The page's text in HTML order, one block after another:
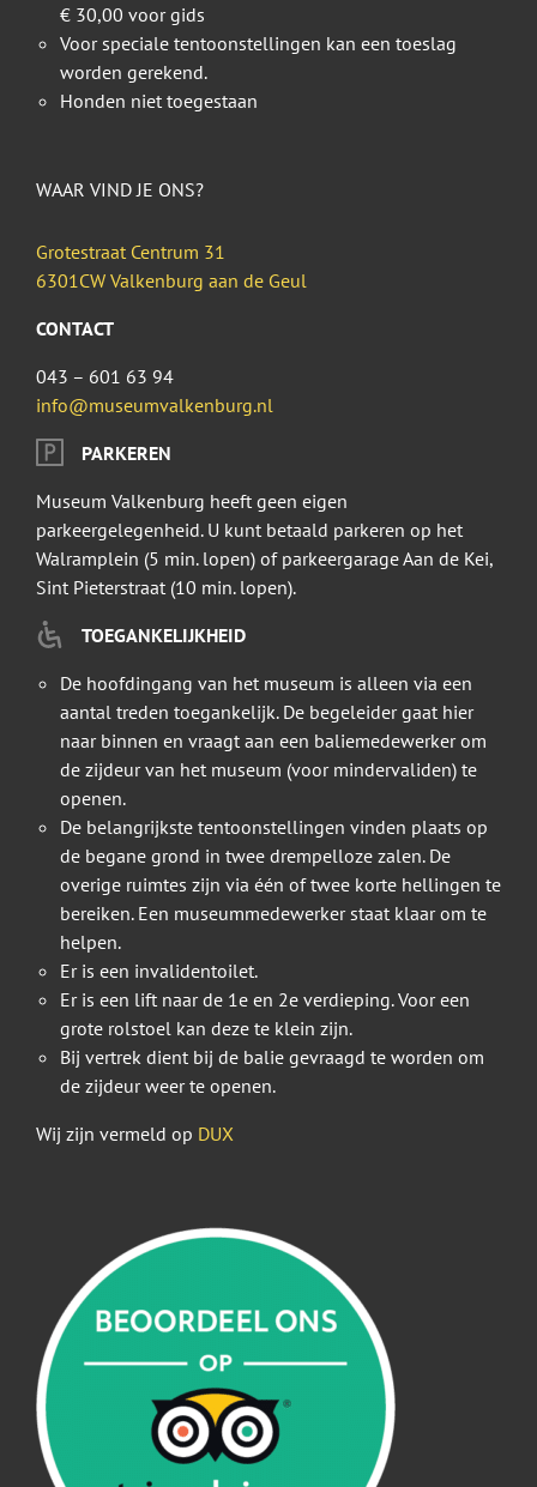
€ 30,00 voor gids
Voor speciale tentoonstellingen kan een toeslag
worden gerekend.
Honden niet toegestaan
WAAR VIND JE ONS?
Grotestraat Centrum 31
6301CW Valkenburg aan de Geul
CONTACT
043 – 601 63 94
info@museumvalkenburg.nl
PARKEREN
Museum Valkenburg heeft geen eigen
parkeergelegenheid. U kunt betaald parkeren op het
Walramplein (5 min. lopen) of parkeergarage Aan de Kei,
Sint Pieterstraat (10 min. lopen).
TOEGANKELIJKHEID
De hoofdingang van het museum is alleen via een
aantal treden toegankelijk. De begeleider gaat hier
naar binnen en vraagt aan een baliemedewerker om
de zijdeur van het museum (voor mindervaliden) te
openen.
De belangrijkste tentoonstellingen vinden plaats op
de begane grond in twee drempelloze zalen. De
overige ruimtes zijn via één of twee korte hellingen te
bereiken. Een museummedewerker staat klaar om te
helpen.
Er is een invalidentoilet.
Er is een lift naar de 1e en 2e verdieping. Voor een
grote rolstoel kan deze te klein zijn.
Bij vertrek dient bij de balie gevraagd te worden om
de zijdeur weer te openen.
Wij zijn vermeld op DUX